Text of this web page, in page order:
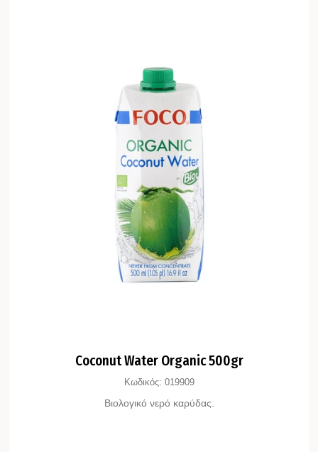
Coconut Water Organic 500gr
Κωδικός: 019909
Βιολογικό νερό καρύδας.